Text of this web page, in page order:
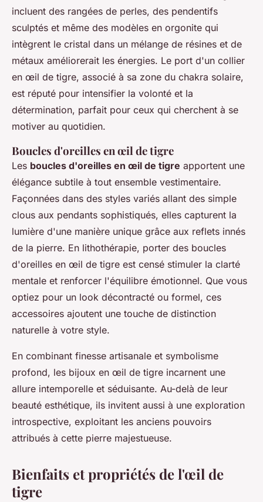
incluent des rangées de perles, des pendentifs
sculptés et même des modèles en orgonite qui
intègrent le cristal dans un mélange de résines et de
métaux améliorerait les énergies. Le port d'un collier
en œil de tigre, associé à sa zone du chakra solaire,
est réputé pour intensifier la volonté et la
détermination, parfait pour ceux qui cherchent à se
motiver au quotidien.
Boucles d'oreilles en œil de tigre
Les boucles d'oreilles en œil de tigre apportent une
élégance subtile à tout ensemble vestimentaire.
Façonnées dans des styles variés allant des simple
clous aux pendants sophistiqués, elles capturent la
lumière d'une manière unique grâce aux reflets innés
de la pierre. En lithothérapie, porter des boucles
d'oreilles en œil de tigre est censé stimuler la clarté
mentale et renforcer l'équilibre émotionnel. Que vous
optiez pour un look décontracté ou formel, ces
accessoires ajoutent une touche de distinction
naturelle à votre style.
En combinant finesse artisanale et symbolisme
profond, les bijoux en œil de tigre incarnent une
allure intemporelle et séduisante. Au-delà de leur
beauté esthétique, ils invitent aussi à une exploration
introspective, exploitant les anciens pouvoirs
attribués à cette pierre majestueuse.
Bienfaits et propriétés de l'œil de
tigre